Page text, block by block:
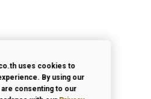
uses cookies to
By using our
consenting to our